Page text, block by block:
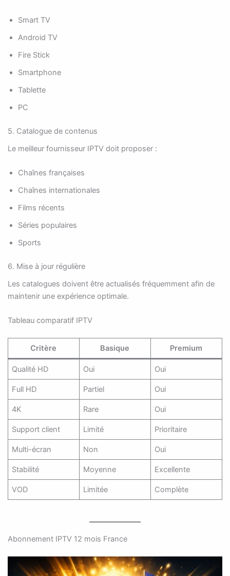
Smart TV
Android TV
Fire Stick
Smartphone
Tablette
PC
5. Catalogue de contenus
Le meilleur fournisseur IPTV doit proposer :
Chaînes françaises
Chaînes internationales
Films récents
Séries populaires
Sports
6. Mise à jour régulière
Les catalogues doivent être actualisés fréquemment afin de
maintenir une expérience optimale.
Tableau comparatif IPTV
Critère Basique Premium
Qualité HD Oui Oui
Full HD Partiel Oui
4K Rare Oui
Support client Limité Prioritaire
Multi-écran Non Oui
Stabilité Moyenne Excellente
VOD Limitée Complète
Abonnement IPTV 12 mois France